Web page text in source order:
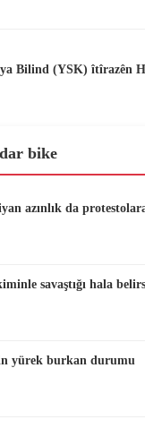
Bilind (YSK) îtîrazên
bike
azınlık da
savaştığı hala
yürek burkan durumu